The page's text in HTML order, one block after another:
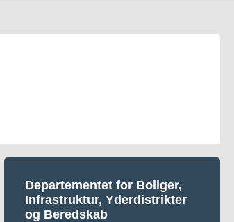
Departementet for Boliger,
Infrastruktur, Yderdistrikter
og Beredskab